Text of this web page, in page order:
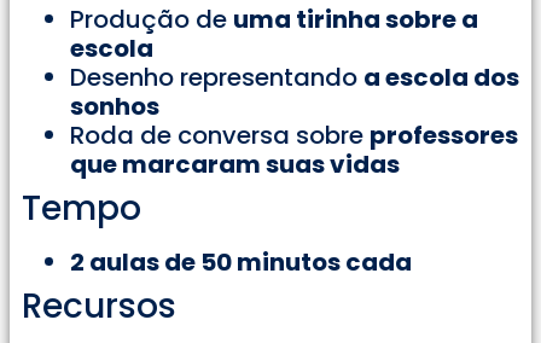
Produção de uma tirinha sobre a
escola
Desenho representando a escola dos
sonhos
Roda de conversa sobre professores
que marcaram suas vidas
Tempo
2 aulas de 50 minutos cada
Recursos